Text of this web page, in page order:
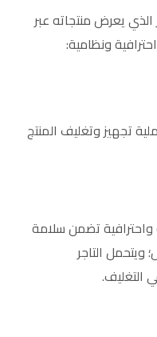
يعرض منتجاته عبر
ونظامية:
تجهيز وتغليف المنتج
تضمن سلامة
التاجر